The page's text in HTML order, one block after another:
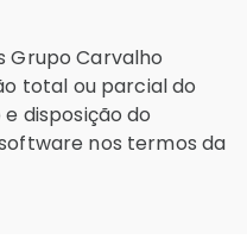
Grupo Carvalho
total ou parcial do
disposição do
nos termos da